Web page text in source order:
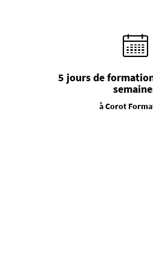
5 jours de
à Corot